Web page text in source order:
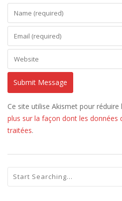
Ce site utilise Akismet pour réduire
plus sur la façon dont les
traitées.